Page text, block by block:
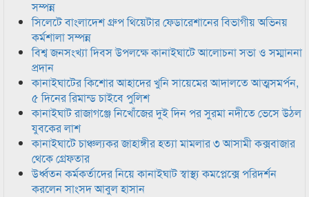
সম্পন্ন
সিলেটে বাংলাদেশ গ্রুপ থিয়েটার ফেডারেশানের বিভাগীয় অভিনয়
কর্মশালা সম্পন্ন
বিশ্ব জনসংখ্যা দিবস উপলক্ষে কানাইঘাটে আলোচনা সভা ও সম্মাননা
প্রদান
কানাইঘাটের কিশোর আহাদের খুনি সায়েমের আদালতে আত্মসমর্পন,
৫ দিনের রিমান্ড চাইবে পুলিশ
কানাইঘাট রাজাগঞ্জে নিখোঁজের দুই দিন পর সুরমা নদীতে ভেসে উঠল
যুবকের লাশ
কানাইঘাটে চাঞ্চল্যকর জাহাঙ্গীর হত্যা মামলার ৩ আসামী কক্সবাজার
থেকে গ্রেফতার
উর্ধ্বতন কর্মকর্তাদের নিয়ে কানাইঘাট স্বাস্থ্য কমপ্লেক্সে পরিদর্শন
করলেন সাংসদ আবুল হাসান